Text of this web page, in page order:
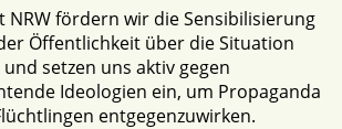
NRW fördern wir die Sensibilisierung
Öffentlichkeit über die Situation
setzen uns aktiv gegen
Ideologien ein, um Propaganda
entgegenzuwirken.